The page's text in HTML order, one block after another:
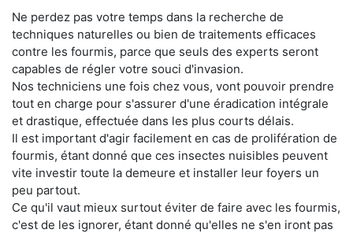
Ne perdez pas votre temps dans la recherche de
techniques naturelles ou bien de traitements efficaces
contre les fourmis, parce que seuls des experts seront
capables de régler votre souci d'invasion.
Nos techniciens une fois chez vous, vont pouvoir prendre
tout en charge pour s'assurer d'une éradication intégrale
et drastique, effectuée dans les plus courts délais.
Il est important d'agir facilement en cas de prolifération de
fourmis, étant donné que ces insectes nuisibles peuvent
vite investir toute la demeure et installer leur foyers un
peu partout.
Ce qu'il vaut mieux surtout éviter de faire avec les fourmis,
c'est de les ignorer, étant donné qu'elles ne s'en iront pas